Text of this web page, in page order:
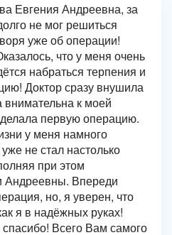
Евгения Андреевна, за
не мог решиться
уже об операции!
что у меня очень
набраться терпения и
Доктор сразу внушила
к моей
первую операцию.
у меня намного
не стал настолько
при этом
Андреевны. Впереди
но, я уверен, что
я в надёжных руках!
Всего Вам самого